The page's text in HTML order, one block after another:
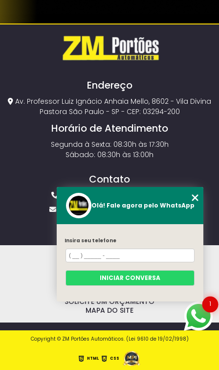
Endereço
Av. Professor Luiz Ignácio Anhaia Mello, 8602 - Vila Divina
Pastora São Paulo - SP - CEP: 03294-200
Horário de Atendimento
Segunda à Sexta: 08:30h às 17:30h
Sábado: 08:30h às 13:00h
Contato
(11) 2143-4826
vendas.zmportoes@gmail.com
HOME
MODELOS
CONTATO
SOLICITE UM ORÇAMENTO
MAPA DO SITE
Copyright © ZM Portões Automáticos. (Lei 9610 de 19/02/1998)
HTML CSS
1
Olá! Fale agora pelo WhatsApp
Insira seu telefone
INICIAR CONVERSA